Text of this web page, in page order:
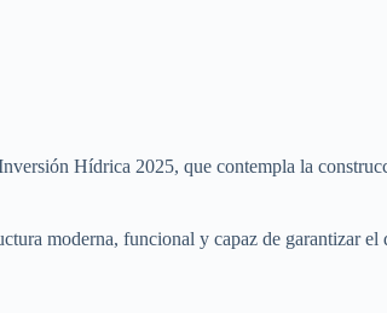
Hídrica 2025, que contempla la
moderna, funcional y capaz de garantizar el